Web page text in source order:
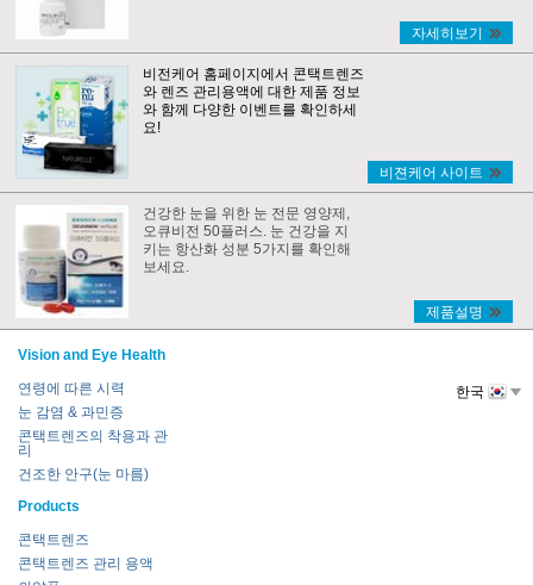
자세히보기
비전케어 홈페이지에서 콘택트렌즈
와 렌즈 관리용액에 대한 제품 정보
와 함께 다양한 이벤트를 확인하세
요!
비젼케어 사이트
건강한 눈을 위한 눈 전문 영양제,
오큐비전 50플러스. 눈 건강을 지
키는 항산화 성분 5가지를 확인해
보세요.
제품설명
Vision and Eye Health
연령에 따른 시력
눈 감염 & 과민증
콘택트렌즈의 착용과 관
리
건조한 안구(눈 마름)
Products
콘택트렌즈
콘택트렌즈 관리 용액
한국